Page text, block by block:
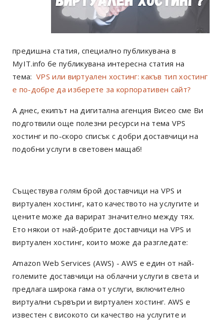
предишна статия, специално публикувана в
MyIT.info бе публикувана интересна статия на
тема: VPS или виртуален хостинг: какъв тип хостинг
е по-добре да изберете за корпоративен сайт?
А днес, екипът на дигитална агенция Висео сме Ви
подготвили още полезни ресурси на тема VPS
хостинг и по-скоро списък с добри доставчици на
подобни услуги в световен мащаб!
Съществува голям брой доставчици на VPS и
виртуален хостинг, като качеството на услугите и
цените може да варират значително между тях.
Ето някои от най-добрите доставчици на VPS и
виртуален хостинг, които може да разгледате:
Amazon Web Services (AWS) - AWS е един от най-
големите доставчици на облачни услуги в света и
предлага широка гама от услуги, включително
виртуални сървъри и виртуален хостинг. AWS е
известен с високото си качество на услугите и